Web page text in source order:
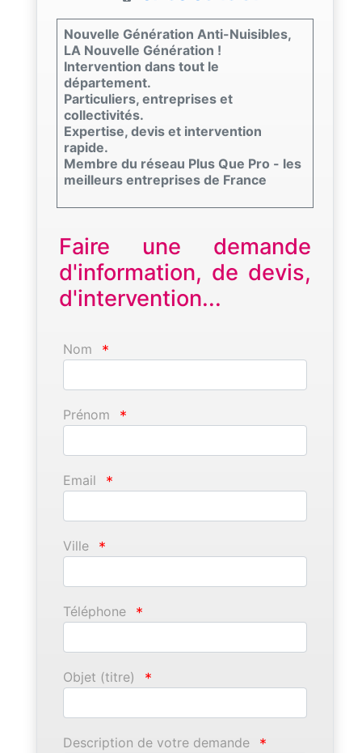
Nouvelle Génération Anti-Nuisibles,
LA Nouvelle Génération !
Intervention dans tout le
département.
Particuliers, entreprises et
collectivités.
Expertise, devis et intervention
rapide.
Membre du réseau Plus Que Pro - les
meilleurs entreprises de France
Faire une demande
d'information, de devis,
d'intervention...
Nom *
Prénom *
Email *
Ville *
Téléphone *
Objet (titre) *
Description de votre demande *